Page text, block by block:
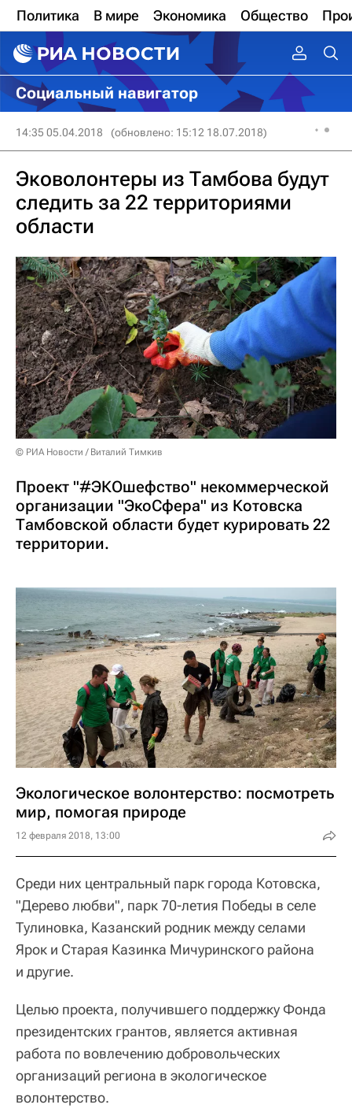
Политика В мире Экономика Общество
Социальный навигатор
14:35 05.04.2018 (обновлено: 15:12 18.07.2018)
Эковолонтеры из Тамбова будут
следить за 22 территориями
области
© РИА Новости / Виталий Тимкив
Проект "#ЭКОшефство" некоммерческой
организации "ЭкоСфера" из Котовска
Тамбовской области будет курировать 22
территории.
Экологическое волонтерство: посмотреть
мир, помогая природе
12 февраля 2018, 13:00
Среди них центральный парк города Котовска,
"Дерево любви", парк 70-летия Победы в селе
Тулиновка, Казанский родник между селами
Ярок и Старая Казинка Мичуринского района
и другие.
Целью проекта, получившего поддержку Фонда
президентских грантов, является активная
работа по вовлечению добровольческих
организаций региона в экологическое
волонтерство.